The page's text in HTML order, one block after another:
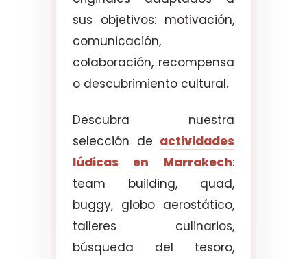
sus objetivos: motivación,
comunicación,
colaboración, recompensa
o descubrimiento cultural.
Descubra nuestra
selección de actividades
lúdicas en Marrakech:
team building, quad,
buggy, globo aerostático,
talleres culinarios,
búsqueda del tesoro,